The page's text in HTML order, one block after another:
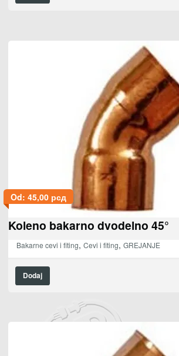
Od: 45,00 рсд
Koleno bakarno dvodelno 45°
Bakarne cevi i fiting, Cevi i fiting, GREJANJE
Dodaj